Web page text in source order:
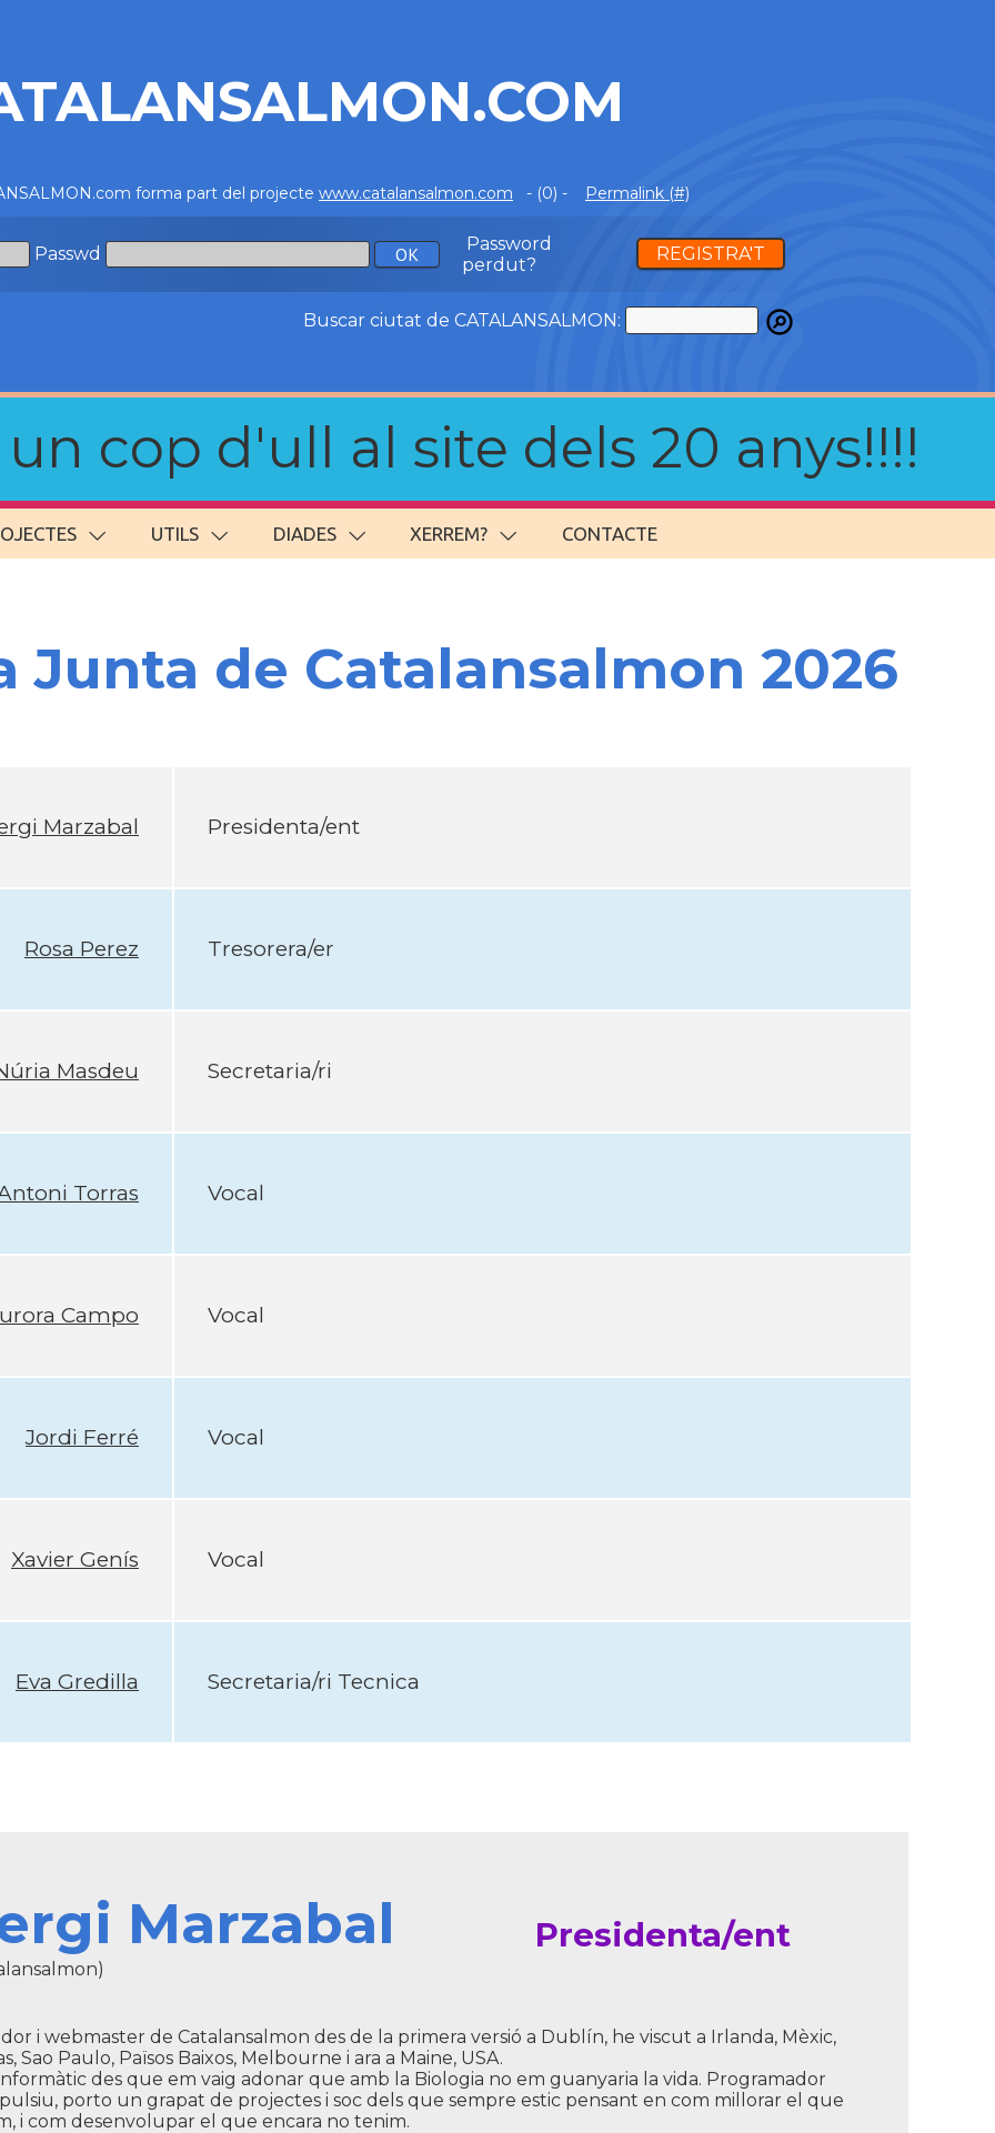
forma part del projecte www.catalansalmon.com - (0) - Permalink (#)
Passwd
Password
perdut?
REGISTRA'T
Buscar ciutat de CATALANSALMON:
cop d'ull al site dels 20 anys!!!!
UTILS DIADES XERREM? CONTACTE
Junta de Catalansalmon 2026
Marzabal Presidenta/ent
Rosa Perez Tresorera/er
Masdeu Secretaria/ri
Torras Vocal
Campo Vocal
Jordi Ferré Vocal
Xavier Genís Vocal
Eva Gredilla Secretaria/ri Tecnica
Marzabal Presidenta/ent
i webmaster de Catalansalmon des de la primera versió a Dublí­n, he viscut a Irlanda, Mèxic,
Sao Paulo, Països Baixos, Melbourne i ara a Maine, USA.
des que em vaig adonar que amb la Biologia no em guanyaria la vida. Programador
porto un grapat de projectes i soc dels que sempre estic pensant en com millorar el que
i com desenvolupar el que encara no tenim.